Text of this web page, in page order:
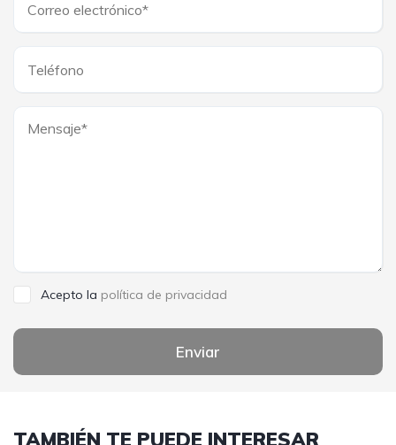
Acepto la política de privacidad
Enviar
TAMBIÉN TE PUEDE INTERESAR